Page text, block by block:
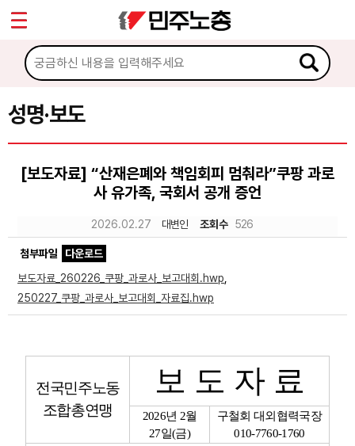
성명·보도
[보도자료] “산재은폐와 책임회피 멈춰라”쿠팡 과로
사 유가족, 국회서 공개 증언
2026.02.27 대변인 조회수 526
첨부파일
다운로드
보도자료_260226_쿠팡_과로사_보고대회.hwp
250227_쿠팡_과로사_보고대회_자료집.hwp
전국민주노동
조합총연맹
보 도 자 료
2026년 2월
27일(금)
구철회 대외협력국장
010-7760-1760
마이페이지
소개
소식
공지사항
성명·보도
노동상담
자료
업무
Sketchbook5, 스케치북5
Sketchbook5, 스케치북5